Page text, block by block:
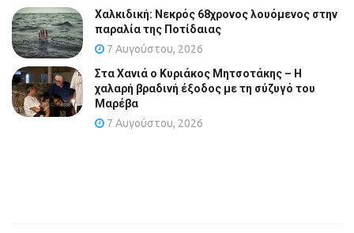
Χαλκιδική: Νεκρός 68χρονος λουόμενος στην
παραλία της Ποτίδαιας
7 Αυγούστου, 2026
Στα Χανιά ο Κυριάκος Μητσοτάκης – Η
χαλαρή βραδινή έξοδος με τη σύζυγό του
Μαρέβα
7 Αυγούστου, 2026